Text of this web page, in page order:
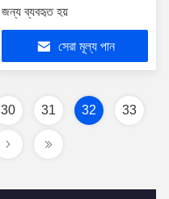
জন্য ব্যবহৃত হয়
সেরা মূল্য পান
30 31 32 33